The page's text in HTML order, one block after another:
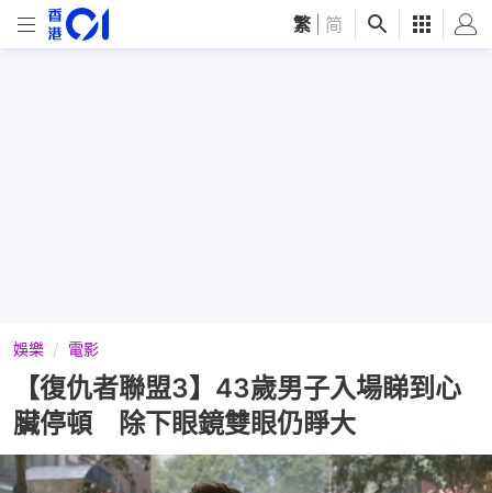
繁 简
娛樂 電影
【復仇者聯盟3】43歲男子入場睇到心
臟停頓 除下眼鏡雙眼仍睜大